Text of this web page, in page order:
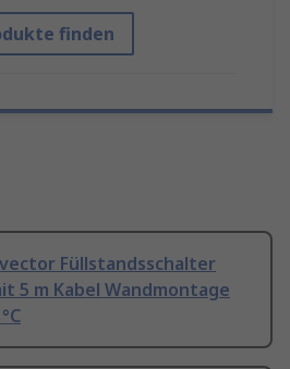
finden
Füllstandsschalter
5 m Kabel Wandmontage